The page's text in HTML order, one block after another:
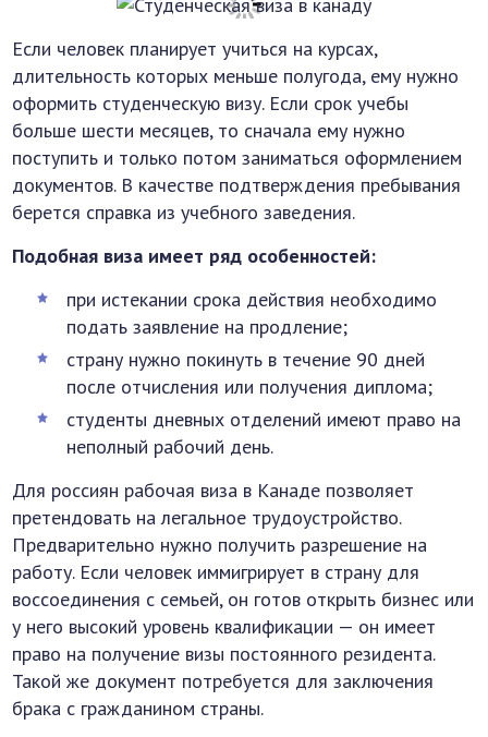
Если человек планирует учиться на курсах,
длительность которых меньше полугода, ему нужно
оформить студенческую визу. Если срок учебы
больше шести месяцев, то сначала ему нужно
поступить и только потом заниматься оформлением
документов. В качестве подтверждения пребывания
берется справка из учебного заведения.
Подобная виза имеет ряд особенностей:
при истекании срока действия необходимо
подать заявление на продление;
страну нужно покинуть в течение 90 дней
после отчисления или получения диплома;
студенты дневных отделений имеют право на
неполный рабочий день.
Для россиян рабочая виза в Канаде позволяет
претендовать на легальное трудоустройство.
Предварительно нужно получить разрешение на
работу. Если человек иммигрирует в страну для
воссоединения с семьей, он готов открыть бизнес или
у него высокий уровень квалификации — он имеет
право на получение визы постоянного резидента.
Такой же документ потребуется для заключения
брака с гражданином страны.